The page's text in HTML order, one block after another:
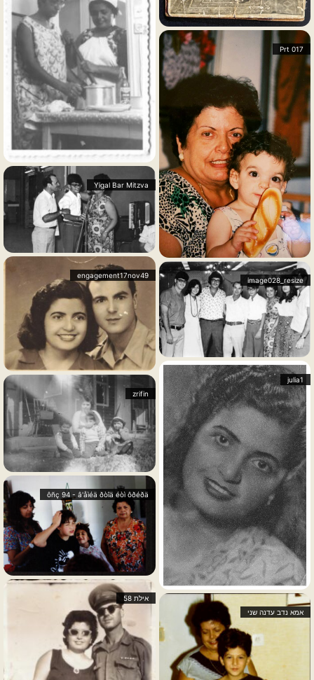
Prt 017
image028_resize
julia1
אמא נדב עדנה שני
Yigal Bar Mitzva
engagement17nov49
zrifin
ôñç 94 - â'åìéä ðòîä éòì ôðéðä
אילת 58